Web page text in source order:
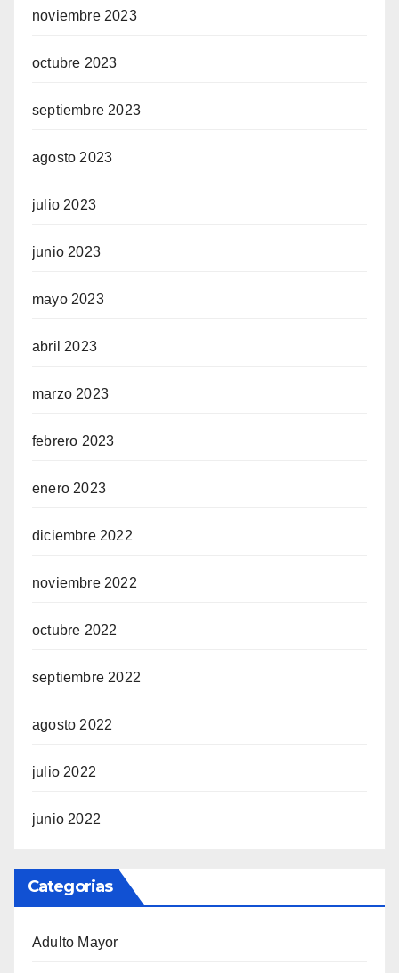
noviembre 2023
octubre 2023
septiembre 2023
agosto 2023
julio 2023
junio 2023
mayo 2023
abril 2023
marzo 2023
febrero 2023
enero 2023
diciembre 2022
noviembre 2022
octubre 2022
septiembre 2022
agosto 2022
julio 2022
junio 2022
Categorias
Adulto Mayor